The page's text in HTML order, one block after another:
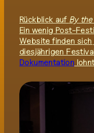
credits
Rückblick auf By the
Ein wenig Post-
Website finden
diesjährigen
Dokumentation